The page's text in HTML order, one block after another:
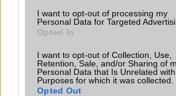
I want to opt-out of processing my
Personal Data for Targeted
Opted In
I want to opt-out of Collection, Use,
Retention, Sale, and/or Sharing of
Personal Data that Is Unrelated
Purposes for which it was collected.
Opted Out
Limited Edition Nincs
SAR
N/A = Nincs adat. Legutóbbi frissítés: 2026-07-13